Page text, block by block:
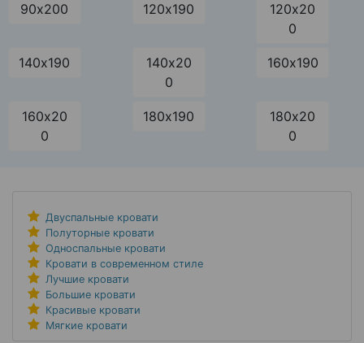
90х200 120х190
120х20
0
140х190
140х20
0
160х190
160х20
0
180х190
180х20
0
Двуспальные кровати
Полуторные кровати
Односпальные кровати
Кровати в современном стиле
Лучшие кровати
Большие кровати
Красивые кровати
Мягкие кровати